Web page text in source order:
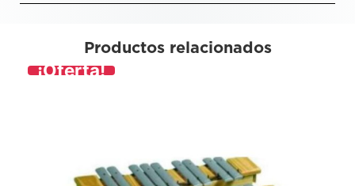
Productos relacionados
¡Oferta!